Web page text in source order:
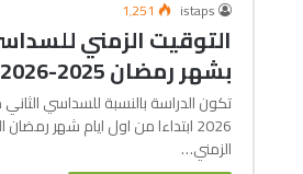
istaps 1٬251
التوقيت الزمني
بشهر رمضان 2025-2026
2026 ابتداءا من اول ايام شهر
الزمني…